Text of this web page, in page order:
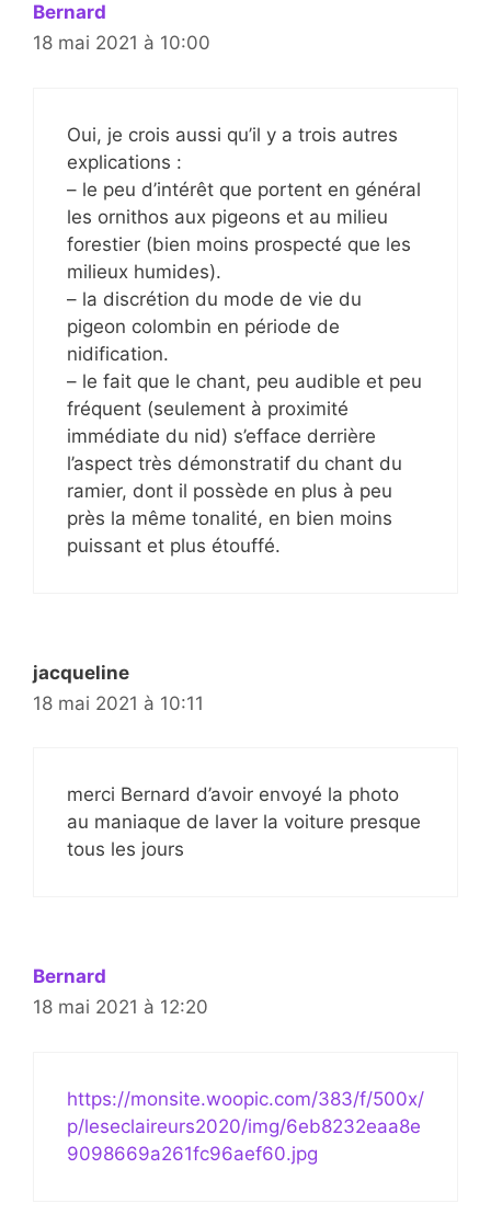
Bernard
18 mai 2021 à 10:00
Oui, je crois aussi qu’il y a trois autres
explications :
– le peu d’intérêt que portent en général
les ornithos aux pigeons et au milieu
forestier (bien moins prospecté que les
milieux humides).
– la discrétion du mode de vie du
pigeon colombin en période de
nidification.
– le fait que le chant, peu audible et peu
fréquent (seulement à proximité
immédiate du nid) s’efface derrière
l’aspect très démonstratif du chant du
ramier, dont il possède en plus à peu
près la même tonalité, en bien moins
puissant et plus étouffé.
jacqueline
18 mai 2021 à 10:11
merci Bernard d’avoir envoyé la photo
au maniaque de laver la voiture presque
tous les jours
Bernard
18 mai 2021 à 12:20
https://monsite.woopic.com/383/f/500x/
p/leseclaireurs2020/img/6eb8232eaa8e
9098669a261fc96aef60.jpg